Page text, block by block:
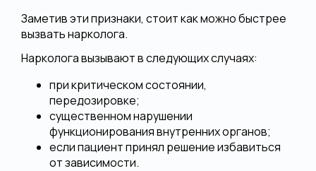
Заметив эти признаки, стоит как можно быстрее
вызвать нарколога.
Нарколога вызывают в следующих случаях:
при критическом состоянии,
передозировке;
существенном нарушении
функционирования внутренних органов;
если пациент принял решение избавиться
от зависимости.